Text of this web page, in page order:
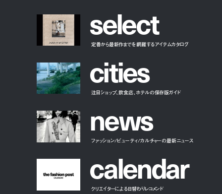
select
定番から最新作までを網羅するアイテムカタログ
cities
注目ショップ、飲食店、ホテルの保存版ガイド
news
ファッション/ビューティ/カルチャーの最新ニュース
calendar
クリエイターによる日替わりレコメンド